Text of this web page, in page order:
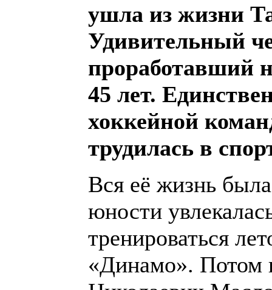
ушла из жизни
Удивительный
проработавший
45 лет.
хоккейной
трудилась в
Вся её жизнь
юности
тренироваться
«Динамо». Потом